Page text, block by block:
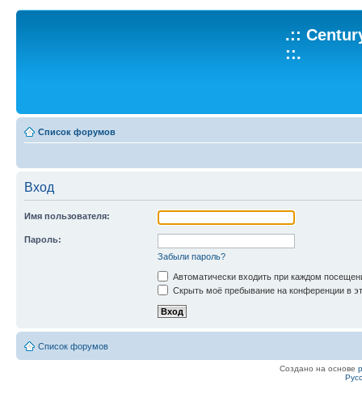
.::
::.
Список форумов
Вход
Имя пользователя:
Пароль:
Забыли пароль?
Автоматически входить при каждом
Скрыть моё пребывание на конференции в
Список форумов
Создано на основе